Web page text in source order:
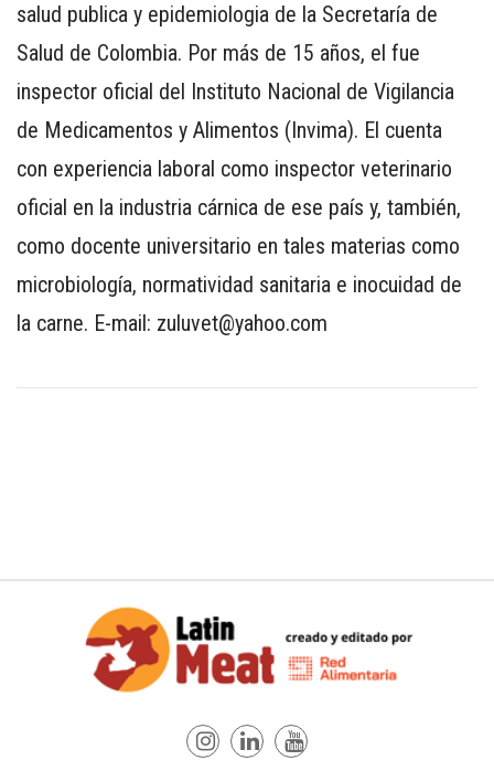
salud publica y epidemiologia de la Secretaría de
Salud de Colombia. Por más de 15 años, el fue
inspector oficial del Instituto Nacional de Vigilancia
de Medicamentos y Alimentos (Invima). El cuenta
con experiencia laboral como inspector veterinario
oficial en la industria cárnica de ese país y, también,
como docente universitario en tales materias como
microbiología, normatividad sanitaria e inocuidad de
la carne. E-mail: zuluvet@yahoo.com